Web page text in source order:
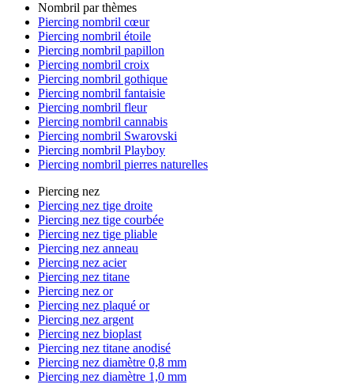
Nombril par thèmes
Piercing nombril cœur
Piercing nombril étoile
Piercing nombril papillon
Piercing nombril croix
Piercing nombril gothique
Piercing nombril fantaisie
Piercing nombril fleur
Piercing nombril cannabis
Piercing nombril Swarovski
Piercing nombril Playboy
Piercing nombril pierres naturelles
Piercing nez
Piercing nez tige droite
Piercing nez tige courbée
Piercing nez tige pliable
Piercing nez anneau
Piercing nez acier
Piercing nez titane
Piercing nez or
Piercing nez plaqué or
Piercing nez argent
Piercing nez bioplast
Piercing nez titane anodisé
Piercing nez diamètre 0,8 mm
Piercing nez diamètre 1,0 mm